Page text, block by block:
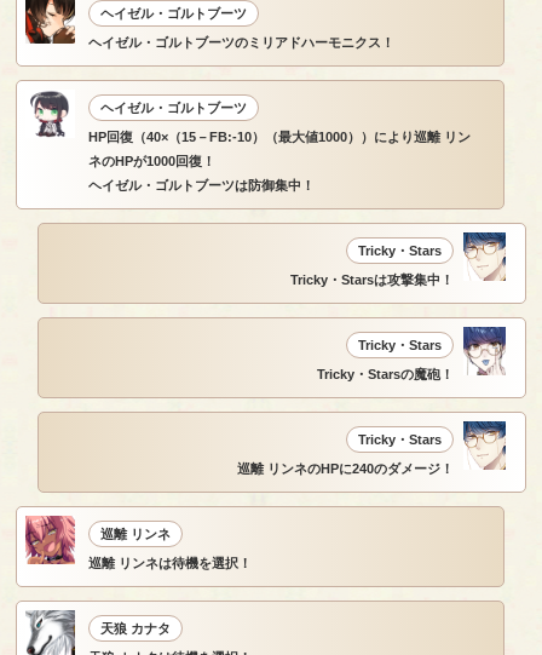
ヘイゼル・ゴルトブーツ
ヘイゼル・ゴルトブーツのミリアドハーモニクス！
ヘイゼル・ゴルトブーツ
HP回復（40×（15－FB:-10）（最大値1000））により巡離 リン
ネのHPが1000回復！
ヘイゼル・ゴルトブーツは防御集中！
Tricky・Stars
Tricky・Starsは攻撃集中！
Tricky・Stars
Tricky・Starsの魔砲！
Tricky・Stars
巡離 リンネのHPに240のダメージ！
巡離 リンネ
巡離 リンネは待機を選択！
天狼 カナタ